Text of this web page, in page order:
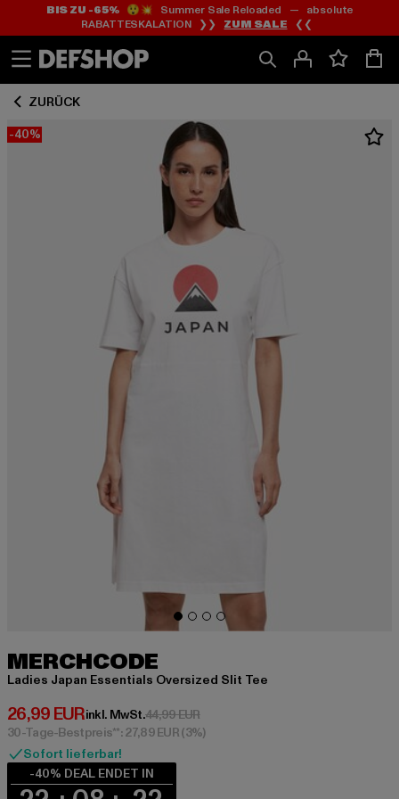
Zum
Inhalt
springen
Zum
Fußzeile
springen
BIS ZU -65%😲💥 Summer Sale Reloaded — absolute
RABATTESKALATION ❯❯ ZUM SALE ❮❮
ZURÜCK
-40%
MERCHCODE
Ladies Japan Essentials Oversized Slit Tee
26,99 EUR
Derzeitiger Preis: 26,99 EUR
inkl. MwSt.44,99 EURAktionspreis: 44,99 EUR
30-Tage-Bestpreis**: 27,89 EUR(3%)
Sofort lieferbar!
-40% DEAL ENDET IN